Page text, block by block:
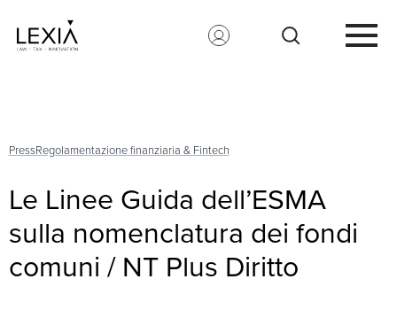
PressRegolamentazione finanziaria & Fintech
Le Linee Guida dell’ESMA
sulla nomenclatura dei fondi
comuni / NT Plus Diritto